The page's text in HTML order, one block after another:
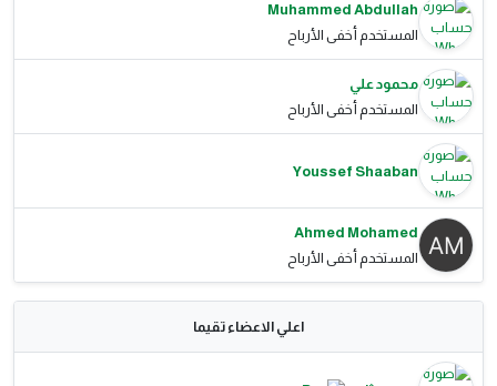
Muhammed Abdullah
المستخدم أخفى الأرباح
محمود علي
المستخدم أخفى الأرباح
Youssef Shaaban
Ahmed Mohamed
المستخدم أخفى الأرباح
اعلي الاعضاء تقيما